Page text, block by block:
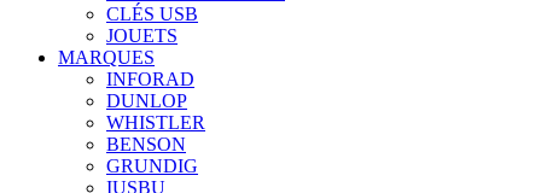
CLÉS USB
JOUETS
MARQUES
INFORAD
DUNLOP
WHISTLER
BENSON
GRUNDIG
IUSBU